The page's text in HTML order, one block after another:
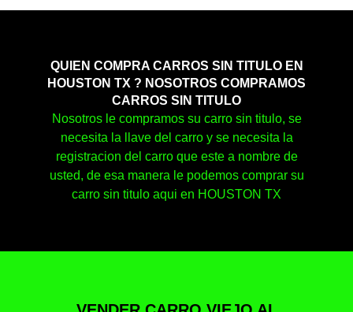
QUIEN COMPRA CARROS SIN TITULO EN
HOUSTON TX ? NOSOTROS COMPRAMOS
CARROS SIN TITULO
Nosotros le compramos su carro sin titulo, se
necesita la llave del carro y se necesita la
registracion del carro que este a nombre de
usted, de esa manera le podemos comprar su
carro sin titulo aqui en HOUSTON TX